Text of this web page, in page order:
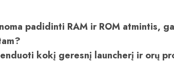
padidinti RAM ir ROM atmintis,
kokį geresnį launcherį ir orų